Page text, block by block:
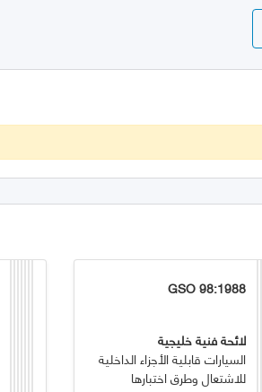
GSO 98:1988
لائحة فنية خليجية
السيارات قابلية الأجزاء الداخلية
للاشتعال وطرق اختبارها